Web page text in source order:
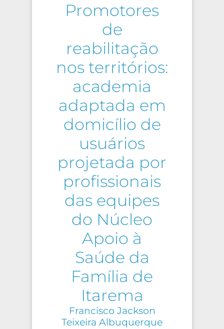
Promotores
de
reabilitação
nos territórios:
academia
adaptada em
domicílio de
usuários
projetada por
profissionais
das equipes
do Núcleo
Apoio à
Saúde da
Família de
Itarema
Francisco Jackson
Teixeira Albuquerque